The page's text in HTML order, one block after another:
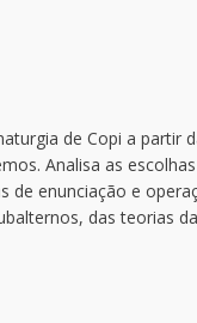
de Copi a partir
Analisa as
de enunciação e
das teorias da